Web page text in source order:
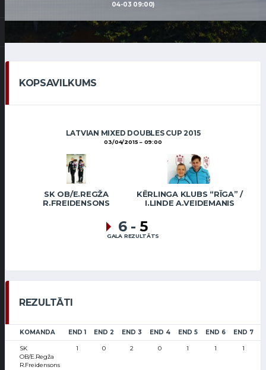
04-03 09:00)
KOPSAVILKUMS
LATVIAN MIXED DOUBLES CUP 2015
03/04/2015 09:00
SK OB/E.REGŽA
R.FREIDENSONS
KĒRLINGA KLUBS “RĪGA” /
I.LINDE A.VEIDEMANIS
6 - 5
GALA REZULTĀTS
REZULTĀTI
KOMANDA END 1 END 2 END 3 END 4 END 5 END 6 END 7
SK
OB/E.Regža
R.Freidensons
1 0 2 0 1 1 1